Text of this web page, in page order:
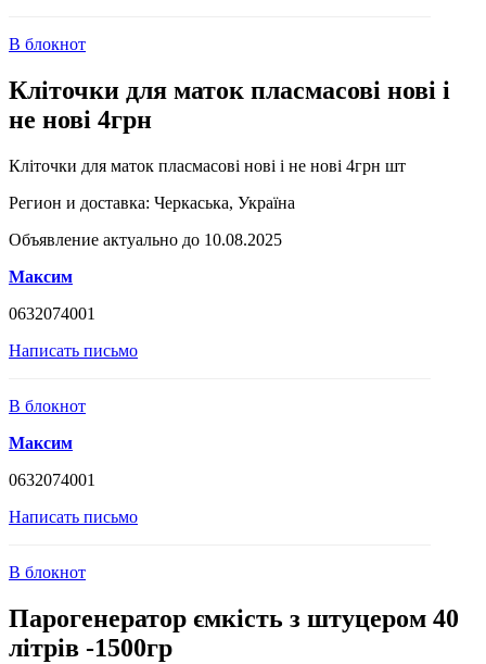
В блокнот
Кліточки для маток пласмасові нові і
не нові 4грн
Кліточки для маток пласмасові нові і не нові 4грн шт
Регион и доставка: Черкаська, Україна
Объявление актуально до 10.08.2025
Максим
0632074001
Написать письмо
В блокнот
Максим
0632074001
Написать письмо
В блокнот
Парогенератор ємкість з штуцером 40
літрів -1500гр